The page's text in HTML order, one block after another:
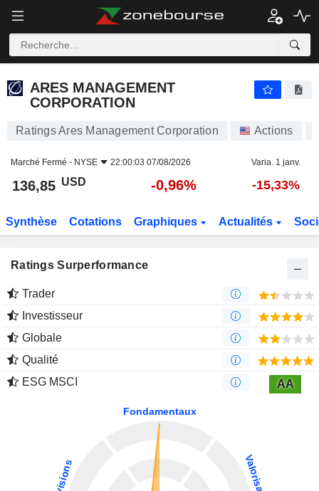
ARES MANAGEMENT
CORPORATION
Ratings Ares Management Corporation Actions
Marché Fermé - NYSE 22:00:03 07/08/2026 Varia. 1 janv.
136,85 USD -0,96% -15,33%
Synthèse Cotations Graphiques Actualités
Ratings Surperformance
Trader
Investisseur
Globale
Qualité
ESG MSCI
AA